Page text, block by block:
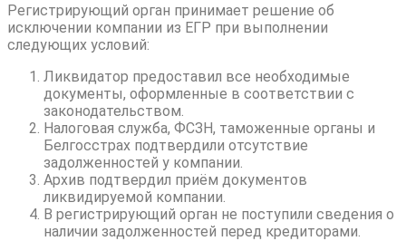
Регистрирующий орган принимает решение об
исключении компании из ЕГР при выполнении
следующих условий:
Ликвидатор предоставил все необходимые
документы, оформленные в соответствии с
законодательством.
Налоговая служба, ФСЗН, таможенные органы и
Белгосстрах подтвердили отсутствие
задолженностей у компании.
Архив подтвердил приём документов
ликвидируемой компании.
В регистрирующий орган не поступили сведения о
наличии задолженностей перед кредиторами.